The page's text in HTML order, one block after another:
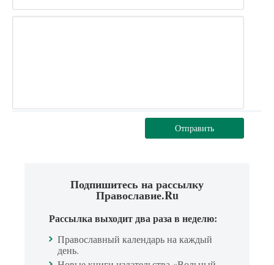
Отправить
Подпишитесь на рассылку
Православие.Ru
Рассылка выходит два раза в неделю:
Православный календарь на каждый
день.